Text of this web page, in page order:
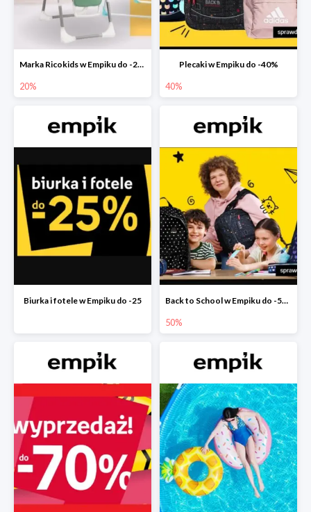
Marka Ricokids w Empiku do -20%
20%
Plecaki w Empiku do -40%
40%
Biurka i fotele w Empiku do -25 Back to School w Empiku do -50%
50%